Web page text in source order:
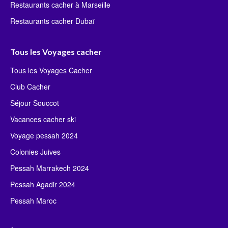
Restaurants cacher à Marseille
Restaurants cacher Dubaï
Tous les Voyages cacher
Tous les Voyages Cacher
Club Cacher
Séjour Souccot
Vacances cacher ski
Voyage pessah 2024
Colonies Juives
Pessah Marrakech 2024
Pessah Agadir 2024
Pessah Maroc